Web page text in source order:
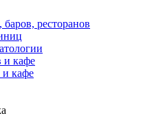
ресторанов
и кафе
и кафе